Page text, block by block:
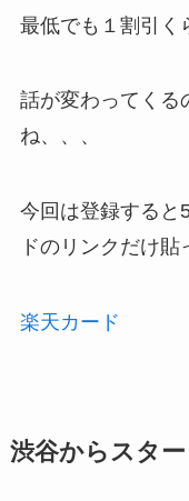
最低でも１割引く
話が変わってくる
ね、、、
今回は登録すると
ドのリンクだけ貼
楽天カード
渋谷からスター